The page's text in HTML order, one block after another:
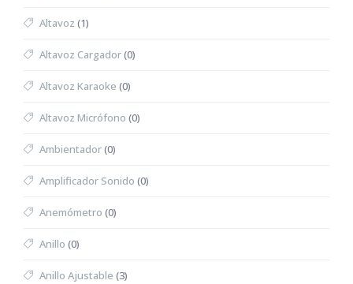
Altavoz (1)
Altavoz Cargador(0)
Altavoz Karaoke (0)
Altavoz Micrófono (0)
Ambientador(0)
Amplificador Sonido (0)
Anemómetro (0)
Anillo (0)
Anillo Ajustable (3)